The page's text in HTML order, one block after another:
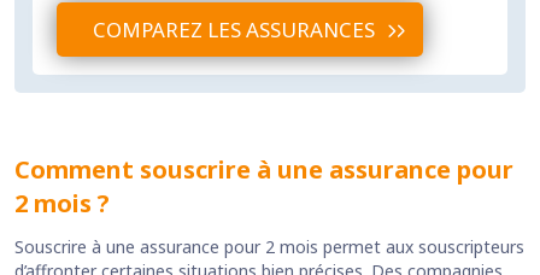
COMPAREZ LES ASSURANCES
Comment souscrire à une assurance pour
2 mois ?
Souscrire à une assurance pour 2 mois permet aux souscripteurs